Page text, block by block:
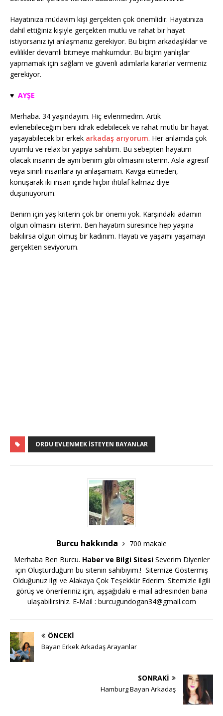
Hayatınıza müdavim kişi gerçekten çok önemlidir. Hayatınıza
dahil ettiğiniz kişiyle gerçekten mutlu ve rahat bir hayat
istiyorsanız iyi anlaşmanız gerekiyor. Bu biçim arkadaşlıklar ve
evlilikler devamlı bitmeye mahkumdur. Bu biçim yanlışlar
yapmamak için sağlam ve güvenli adımlarla kararlar vermeniz
gerekiyor.
♥️ AYŞE
Merhaba. 34 yaşındayım. Hiç evlenmedim. Artık
evlenebileceğim beni idrak edebilecek ve rahat mutlu bir hayat
yaşayabilecek bir erkek arkadaş arıyorum. Her anlamda çok
uyumlu ve relax bir yapıya sahibim. Bu sebepten hayatım
olacak insanın de aynı benim gibi olmasını isterim. Asla agresif
veya sinirli insanlara iyi anlaşamam. Kavga etmeden,
konuşarak iki insan içinde hiçbir ihtilaf kalmaz diye
düşünüyorum.
Benim için yaş kriterin çok bir önemi yok. Karşındaki adamın
olgun olmasını isterim. Ben hayatım süresince hep yaşına
bakılırsa olgun olmuş bir kadınım. Hayatı ve yaşamı yaşamayı
gerçekten seviyorum.
ORDU EVLENMEK İSTEYEN BAYANLAR
Burcu hakkında
700 makale
Merhaba Ben Burcu. Haber ve Bilgi SitesiSeverim Diyenler
için Oluşturduğum bu sitenin sahibiyim.! Sitemize Göstermiş
Olduğunuz ilgi ve Alakaya Çok Teşekkür Ederim. Sitemizle ilgili
görüş ve önerileriniz için, aşşağıdaki e-mail adresinden bana
ulaşabilirsiniz. E-Mail : burcugundogan34@gmail.com
ÖNCEKI
Bayan Erkek Arkadaş Arayanlar
SONRAKI
Hamburg Bayan Arkadaş